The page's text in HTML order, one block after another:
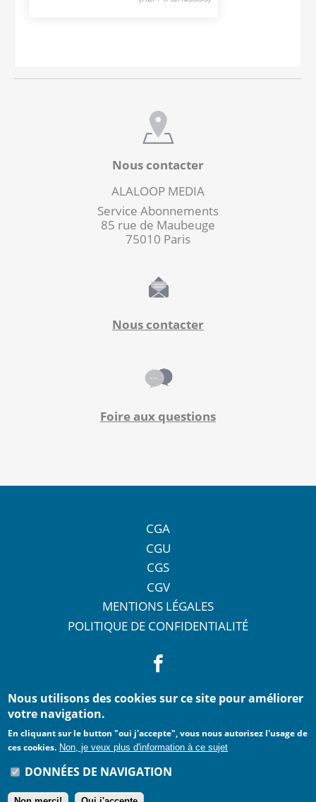
Nous contacter
ALALOOP MEDIA
Service Abonnements
85 rue de Maubeuge
75010 Paris
Nous contacter
Foire aux questions
CGA
CGU
CGS
CGV
MENTIONS LÉGALES
POLITIQUE DE CONFIDENTIALITÉ
Nous utilisons des cookies sur ce site pour améliorer
votre navigation.
En cliquant sur le button "oui j'accepte", vous nous autorisez l'usage de
ces cookies. Non, je veux plus d'information à ce sujet
DONNÉES DE NAVIGATION